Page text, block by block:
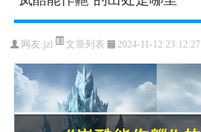
网友:jzl 文章列表 2024-11-12 23:12:27